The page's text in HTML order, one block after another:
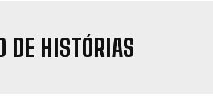
DE HISTÓRIAS